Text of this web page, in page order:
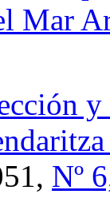
Mar
Nº